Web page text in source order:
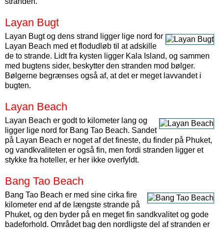
Layan Bugt
Layan Bugt og dens strand ligger lige nord for
Layan Beach med et flodudløb til at adskille
de to strande. Lidt fra kysten ligger Kala Island, og sammen
med bugtens sider, beskytter den stranden mod bølger.
Bølgerne begrænses også af, at det er meget lavvandet i
bugten.
Layan Beach
Layan Beach er godt to kilometer lang og
ligger lige nord for Bang Tao Beach. Sandet
på Layan Beach er noget af det fineste, du finder på Phuket,
og vandkvaliteten er også fin, men fordi stranden ligger et
stykke fra hoteller, er her ikke overfyldt.
Bang Tao Beach
Bang Tao Beach er med sine cirka fire
kilometer end af de længste strande på
Phuket, og den byder på en meget fin sandkvalitet og gode
badeforhold. Området bag den nordligste del af stranden er